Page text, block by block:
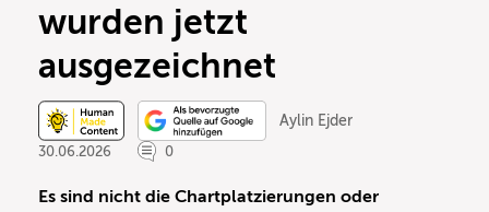
wurden jetzt
ausgezeichnet
Aylin Ejder
30.06.2026
0
Es sind nicht die Chartplatzierungen oder